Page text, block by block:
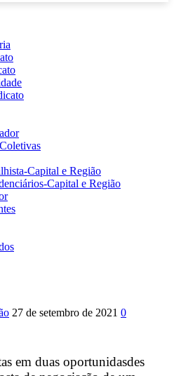
Capital e Região
Capital e Região
27 de setembro de 2021 0
em duas oportunidasdes